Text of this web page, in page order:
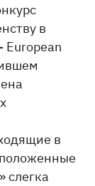
в
European
в
» слегка